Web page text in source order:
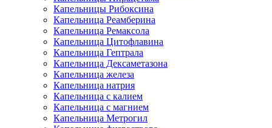
Капельницы Рибоксина
Капельница Реамберина
Капельница Ремаксола
Капельница Цитофлавина
Капельница Гептрала
Капельница Дексаметазона
Капельница железа
Капельница натрия
Капельница с калием
Капельница с магнием
Капельница Метрогил